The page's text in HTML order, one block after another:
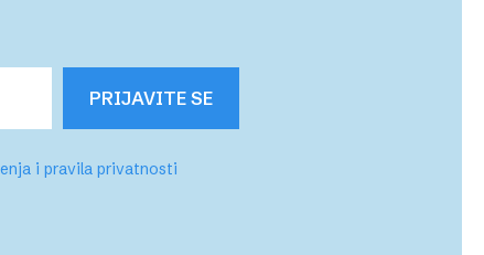
PRIJAVITE SE
i pravila privatnosti